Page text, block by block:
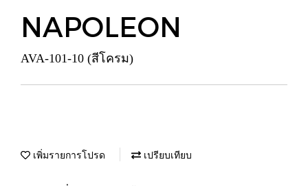
NAPOLEON
AVA-101-10 (สีโครม)
เพิ่มรายการโปรด เปรียบเทียบ